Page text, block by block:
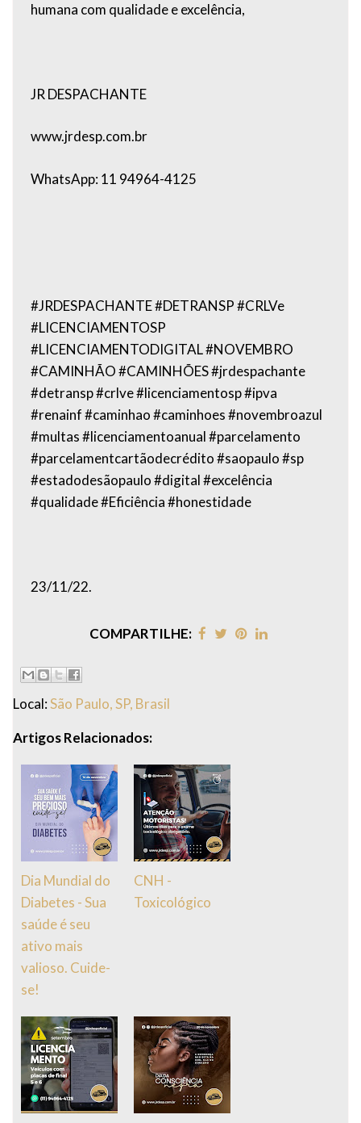
humana com qualidade e excelência,
JR DESPACHANTE
www.jrdesp.com.br
WhatsApp: 11 94964-4125
#JRDESPACHANTE #DETRANSP #CRLVe
#LICENCIAMENTOSP
#LICENCIAMENTODIGITAL #NOVEMBRO
#CAMINHÃO #CAMINHÕES #jrdespachante
#detransp #crlve #licenciamentosp #ipva
#renainf #caminhao #caminhoes #novembroazul
#multas #licenciamentoanual #parcelamento
#parcelamentcartãodecrédito #saopaulo #sp
#estadodesãopaulo #digital #excelência
#qualidade #Eficiência #honestidade
23/11/22.
COMPARTILHE:
Local:São Paulo, SP, Brasil
Artigos Relacionados:
Dia Mundial do
Diabetes - Sua
saúde é seu
ativo mais
valioso. Cuide-
se!
CNH -
Toxicológico